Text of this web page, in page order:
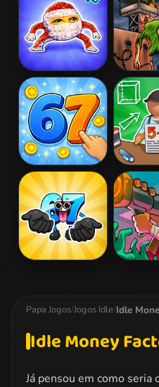
Goo Goo Gaga
Clicker
We
67 Clicker Tap
Tap
Papa Jogos/Jogos Idle/Idle
Idle Money
Já pensou em como seria